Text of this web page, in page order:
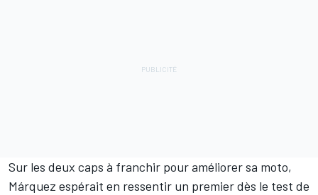
Sur les deux caps à franchir pour améliorer sa moto,
Márquez espérait en ressentir un premier dès le test de